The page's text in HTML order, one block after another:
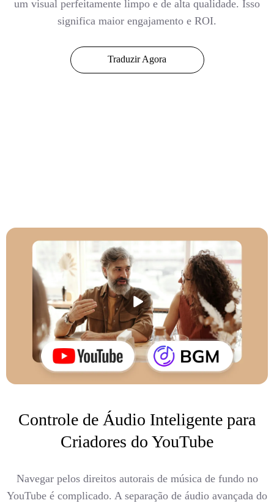
um visual perfeitamente limpo e de alta qualidade. Isso
significa maior engajamento e ROI.
Traduzir Agora
Controle de Áudio Inteligente para
Criadores do YouTube
Navegar pelos direitos autorais de música de fundo no
YouTube é complicado. A separação de áudio avançada do